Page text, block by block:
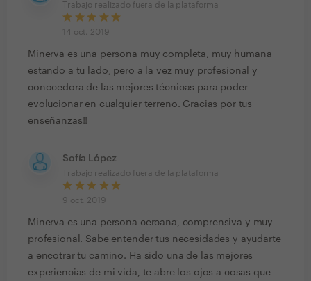
Trabajo realizado fuera de la plataforma
14 oct. 2019
Minerva es una persona muy completa, muy humana
estando a tu lado, pero a la vez muy profesional y
conocedora de las mejores técnicas para poder
evolucionar en cualquier terreno. Gracias por tus
enseñanzas!!
Sofía López
Trabajo realizado fuera de la plataforma
9 oct. 2019
Minerva es una persona cercana, comprensiva y muy
profesional. Sabe entender tus necesidades y ayudarte
a encotrar tu camino. Ha sido una de las mejores
experiencias de mi vida, te abre los ojos a cosas que